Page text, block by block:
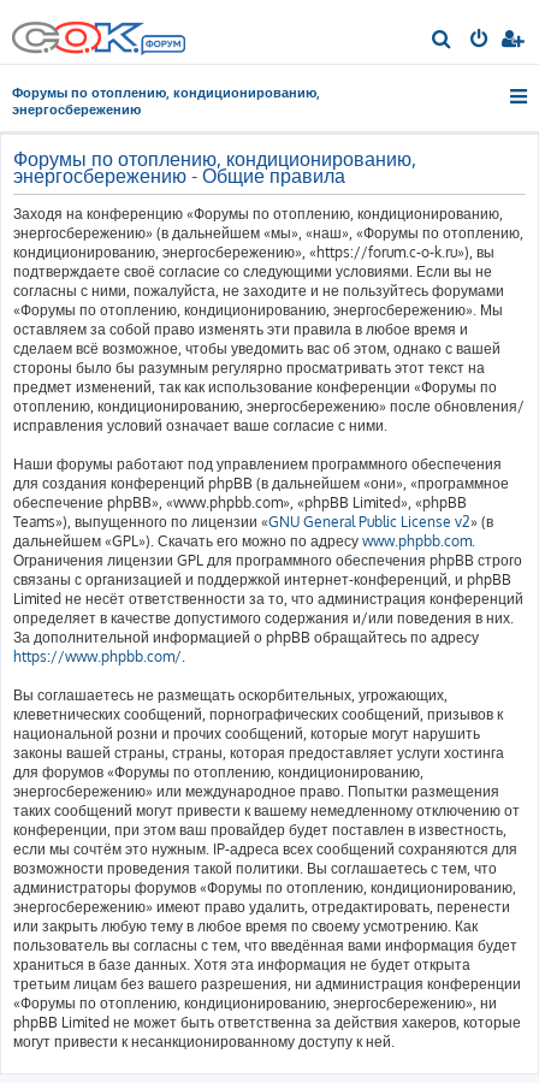
о
Форумы по отоплению, кондиционированию,
энергосбережению
Форумы по отоплению, кондиционированию,
энергосбережению - Общие правила
Заходя на конференцию «Форумы по отоплению, кондиционированию,
энергосбережению» (в дальнейшем «мы», «наш», «Форумы по отоплению,
кондиционированию, энергосбережению», «https://forum.c-o-k.ru»), вы
подтверждаете своё согласие со следующими условиями. Если вы не
согласны с ними, пожалуйста, не заходите и не пользуйтесь форумами
«Форумы по отоплению, кондиционированию, энергосбережению». Мы
оставляем за собой право изменять эти правила в любое время и
сделаем всё возможное, чтобы уведомить вас об этом, однако с вашей
стороны было бы разумным регулярно просматривать этот текст на
предмет изменений, так как использование конференции «Форумы по
отоплению, кондиционированию, энергосбережению» после обновления/
исправления условий означает ваше согласие с ними.
Наши форумы работают под управлением программного обеспечения
для создания конференций phpBB (в дальнейшем «они», «программное
обеспечение phpBB», «www.phpbb.com», «phpBB Limited», «phpBB
Teams»), выпущенного по лицензии «GNU General Public License v2» (в
дальнейшем «GPL»). Скачать его можно по адресу www.phpbb.com.
Ограничения лицензии GPL для программного обеспечения phpBB строго
связаны с организацией и поддержкой интернет-конференций, и phpBB
Limited не несёт ответственности за то, что администрация конференций
определяет в качестве допустимого содержания и/или поведения в них.
За дополнительной информацией о phpBB обращайтесь по адресу
https://www.phpbb.com/.
Вы соглашаетесь не размещать оскорбительных, угрожающих,
клеветнических сообщений, порнографических сообщений, призывов к
национальной розни и прочих сообщений, которые могут нарушить
законы вашей страны, страны, которая предоставляет услуги хостинга
для форумов «Форумы по отоплению, кондиционированию,
энергосбережению» или международное право. Попытки размещения
таких сообщений могут привести к вашему немедленному отключению от
конференции, при этом ваш провайдер будет поставлен в известность,
если мы сочтём это нужным. IP-адреса всех сообщений сохраняются для
возможности проведения такой политики. Вы соглашаетесь с тем, что
администраторы форумов «Форумы по отоплению, кондиционированию,
энергосбережению» имеют право удалить, отредактировать, перенести
или закрыть любую тему в любое время по своему усмотрению. Как
пользователь вы согласны с тем, что введённая вами информация будет
храниться в базе данных. Хотя эта информация не будет открыта
третьим лицам без вашего разрешения, ни администрация конференции
«Форумы по отоплению, кондиционированию, энергосбережению», ни
phpBB Limited не может быть ответственна за действия хакеров, которые
могут привести к несанкционированному доступу к ней.